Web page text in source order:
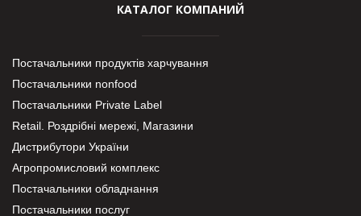
КАТАЛОГ КОМПАНИЙ
Постачальники продуктів харчування
Постачальники nonfood
Постачальники Private Label
Retail. Роздрібні мережі, Магазини
Дистрибутори України
Агропромисловий комплекс
Постачальники обладнання
Постачальники послуг